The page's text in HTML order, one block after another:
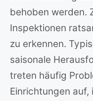
behoben werden.
Inspektionen
zu erkennen.
saisonale
treten häufig
Einrichtungen auf,